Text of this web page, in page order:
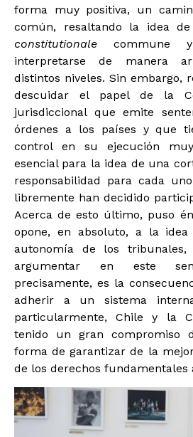
forma muy positiva, un
común, resaltando la idea
constitutionale commune
interpretarse de manera
distintos niveles. Sin embargo,
descuidar el papel de la
jurisdiccional que emite
órdenes a los países y que
control en su ejecución
esencial para la idea de una
responsabilidad para cada
libremente han decidido
Acerca de esto último, puso
opone, en absoluto, a la
autonomía de los
argumentar en este
precisamente, es la
adherir a un sistema
particularmente, Chile y la
tenido un gran compromiso
forma de garantizar de la
de los derechos fundamentales